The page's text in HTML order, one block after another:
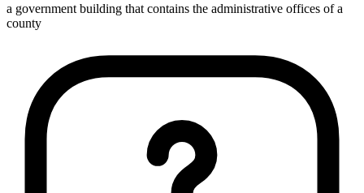
a government building that contains the administrative offices of a
county